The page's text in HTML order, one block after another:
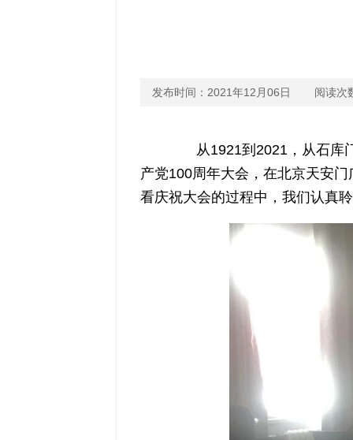
发布时间：2021年12月06日 阅读次
从1921到2021，从石库门
产党100周年大会，在北京天安
看庆祝大会的过程中，我们认真